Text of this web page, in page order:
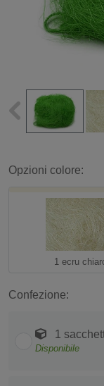
Opzioni colore:
1 ecru
Confezione:
1
Disponibile